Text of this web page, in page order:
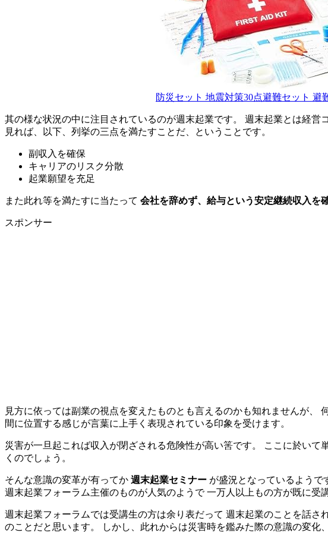
防災セット 地震対策30点避難セット
其の様な状況の中に注目されているのが週末起業です。 週末起業とは経営
見れば、以下、列挙の三点を満たすことだ、ということです。
副収入を確保
キャリアのリスク分散
起業願望を充足
また此れ等を満たすに当たって 会社を辞めず、給与という安定継続収入を
スポンサー
見方に依っては副業の視点を変えたものとも言えるのかも知れませんが、
間に位置する感じが言葉に上手く表現されている印象を受けます。
災害が一旦起これば収入が閉ざされる危険性が高い筈です。 ここに於い
くのでしょう。
そんな意識の変革が有ってか 週末起業セミナー が盛況となっているようで
週末起業フォーラム主催のものが人気のようで 一万人以上もの方が既に受
週末起業フォーラムでは受講生の方は余り表だって 週末起業のことを話
のことだと思います。 しかし、此れからは災害時を鑑みた際の意識の変